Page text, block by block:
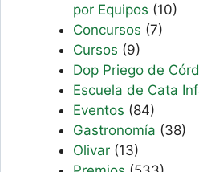
por Equipos (10)
Concursos (7)
Cursos (9)
Dop Priego de
Escuela de Cata
Eventos (84)
Gastronomía (38)
Olivar (13)